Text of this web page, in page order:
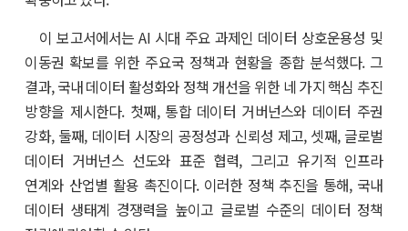
이 보고서에서는 AI 시대 주요 과제인 데이터 상호운용성 및
이동권 확보를 위한 주요국 정책과 현황을 종합 분석했다. 그
결과, 국내 데이터 활성화와 정책 개선을 위한 네 가지 핵심 추진
방향을 제시한다. 첫째, 통합 데이터 거버넌스와 데이터 주권
강화, 둘째, 데이터 시장의 공정성과 신뢰성 제고, 셋째, 글로벌
데이터 거버넌스 선도와 표준 협력, 그리고 유기적 인프라
연계와 산업별 활용 촉진이다. 이러한 정책 추진을 통해, 국내
데이터 생태계 경쟁력을 높이고 글로벌 수준의 데이터 정책